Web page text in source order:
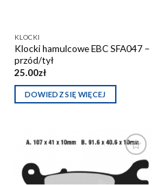
KLOCKI
Klocki hamulcowe EBC SFA047 –
przód/tył
25.00zł
DOWIEDZ SIĘ WIĘCEJ